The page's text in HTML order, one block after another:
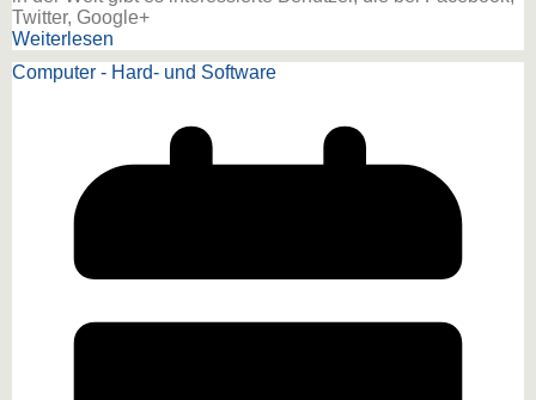
Twitter, Google+
Weiterlesen
Computer - Hard- und Software